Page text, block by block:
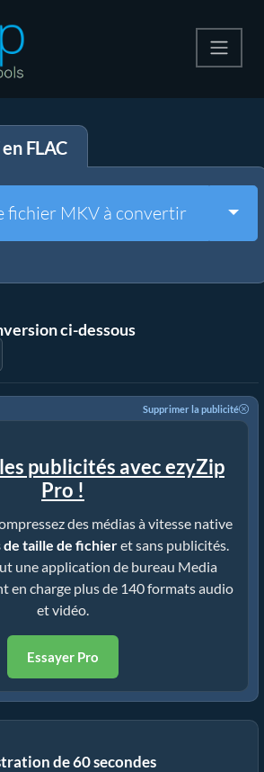
FLAC
fichier MKV à convertir
ci-dessous
Supprimer la publicité
publicités avec ezyZip
Pro !
des médias à vitesse native
de taille de fichieret sans publicités.
une application de bureau Media
en charge plus de 140 formats audio
et vidéo.
Essayer Pro
de 60 secondes
multimedia